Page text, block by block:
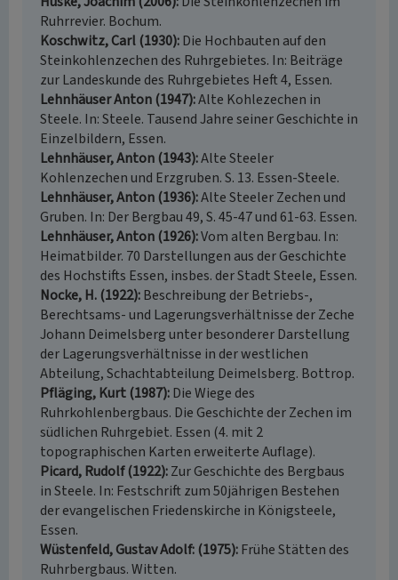
Ruhrrevier. Bochum.
Koschwitz, Carl (1930) Die Hochbauten auf den
Steinkohlenzechen des Ruhrgebietes. In: Beiträge
zur Landeskunde des Ruhrgebietes Heft 4, Essen.
Lehnhäuser Anton (1947) Alte Kohlezechen in
Steele. In: Steele. Tausend Jahre seiner Geschichte in
Einzelbildern, Essen.
Lehnhäuser, Anton (1943) Alte Steeler
Kohlenzechen und Erzgruben. S. 13. Essen-Steele.
Lehnhäuser, Anton (1936) Alte Steeler Zechen und
Gruben. In: Der Bergbau 49, S. 45-47 und 61-63. Essen.
Lehnhäuser, Anton (1926) Vom alten Bergbau. In:
Heimatbilder. 70 Darstellungen aus der Geschichte
des Hochstifts Essen, insbes. der Stadt Steele, Essen.
Nocke, H. (1922) Beschreibung der Betriebs-,
Berechtsams- und Lagerungsverhältnisse der Zeche
Johann Deimelsberg unter besonderer Darstellung
der Lagerungsverhältnisse in der westlichen
Abteilung, Schachtabteilung Deimelsberg. Bottrop.
Pfläging, Kurt (1987) Die Wiege des
Ruhrkohlenbergbaus. Die Geschichte der Zechen im
südlichen Ruhrgebiet. Essen (4. mit 2
topographischen Karten erweiterte Auflage).
Picard, Rudolf (1922) Zur Geschichte des Bergbaus
in Steele. In: Festschrift zum 50jährigen Bestehen
der evangelischen Friedenskirche in Königsteele,
Essen.
Wüstenfeld, Gustav Adolf: (1975) Frühe Stätten des
Ruhrbergbaus. Witten.